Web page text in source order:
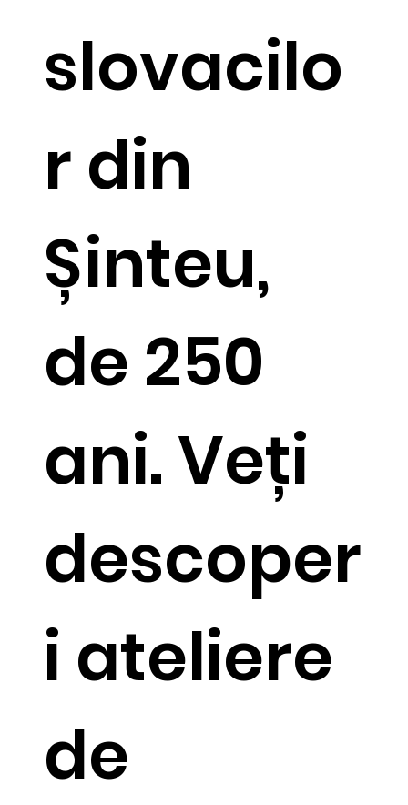
slovacilo
r din
Șinteu,
de 250
ani. Veți
descoper
i ateliere
de